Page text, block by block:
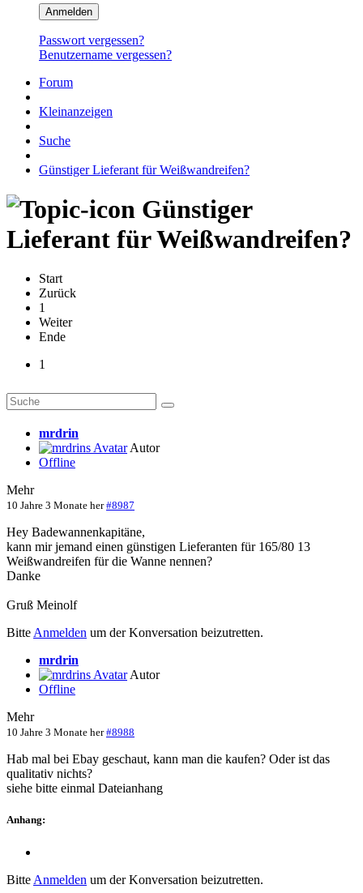
Anmelden
Passwort vergessen?
Benutzername vergessen?
Forum
Kleinanzeigen
Suche
Günstiger Lieferant für Weißwandreifen?
Günstiger
Lieferant für Weißwandreifen?
Start
Zurück
1
Weiter
Ende
1
mrdrin
Autor
Offline
Mehr
10 Jahre 3 Monate her #8987
Hey Badewannenkapitäne,
kann mir jemand einen günstigen Lieferanten für 165/80 13
Weißwandreifen für die Wanne nennen?
Danke
Gruß Meinolf
Bitte Anmelden um der Konversation beizutretten.
mrdrin
Autor
Offline
Mehr
10 Jahre 3 Monate her #8988
Hab mal bei Ebay geschaut, kann man die kaufen? Oder ist das
qualitativ nichts?
siehe bitte einmal Dateianhang
Anhang:
Bitte Anmelden um der Konversation beizutretten.